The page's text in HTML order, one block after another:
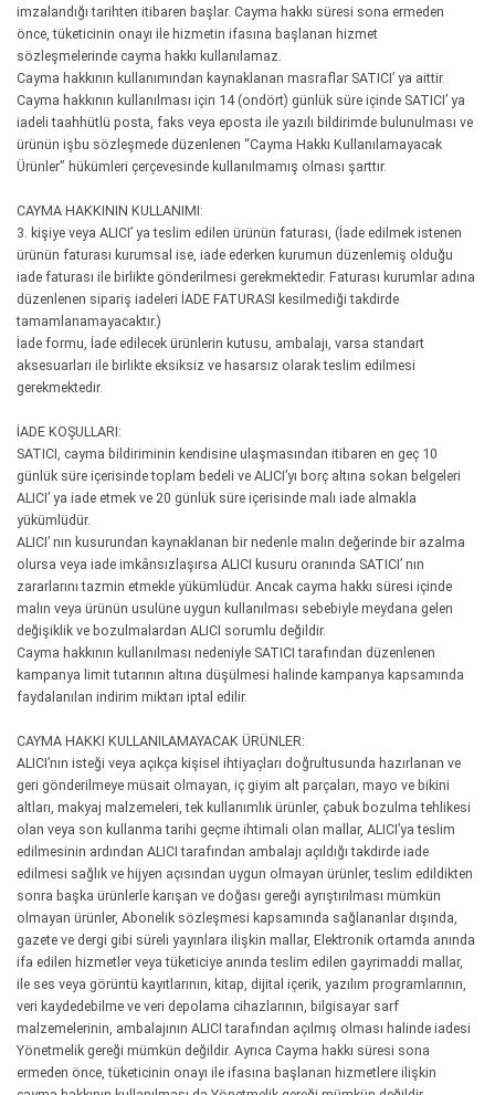
imzalandığı tarihten itibaren başlar. Cayma hakkı süresi sona ermeden
önce, tüketicinin onayı ile hizmetin ifasına başlanan hizmet
sözleşmelerinde cayma hakkı kullanılamaz.
Cayma hakkının kullanımından kaynaklanan masraflar SATICI’ ya aittir.
Cayma hakkının kullanılması için 14 (ondört) günlük süre içinde SATICI’ ya
iadeli taahhütlü posta, faks veya eposta ile yazılı bildirimde bulunulması ve
ürünün işbu sözleşmede düzenlenen “Cayma Hakkı Kullanılamayacak
Ürünler” hükümleri çerçevesinde kullanılmamış olması şarttır.
CAYMA HAKKININ KULLANIMI:
3. kişiye veya ALICI’ ya teslim edilen ürünün faturası, (İade edilmek istenen
ürünün faturası kurumsal ise, iade ederken kurumun düzenlemiş olduğu
iade faturası ile birlikte gönderilmesi gerekmektedir. Faturası kurumlar adına
düzenlenen sipariş iadeleri İADE FATURASI kesilmediği takdirde
tamamlanamayacaktır.)
İade formu, İade edilecek ürünlerin kutusu, ambalajı, varsa standart
aksesuarları ile birlikte eksiksiz ve hasarsız olarak teslim edilmesi
gerekmektedir.
İADE KOŞULLARI:
SATICI, cayma bildiriminin kendisine ulaşmasından itibaren en geç 10
günlük süre içerisinde toplam bedeli ve ALICI’yı borç altına sokan belgeleri
ALICI’ ya iade etmek ve 20 günlük süre içerisinde malı iade almakla
yükümlüdür.
ALICI’ nın kusurundan kaynaklanan bir nedenle malın değerinde bir azalma
olursa veya iade imkânsızlaşırsa ALICI kusuru oranında SATICI’ nın
zararlarını tazmin etmekle yükümlüdür. Ancak cayma hakkı süresi içinde
malın veya ürünün usulüne uygun kullanılması sebebiyle meydana gelen
değişiklik ve bozulmalardan ALICI sorumlu değildir.
Cayma hakkının kullanılması nedeniyle SATICI tarafından düzenlenen
kampanya limit tutarının altına düşülmesi halinde kampanya kapsamında
faydalanılan indirim miktarı iptal edilir.
CAYMA HAKKI KULLANILAMAYACAK ÜRÜNLER:
ALICI’nın isteği veya açıkça kişisel ihtiyaçları doğrultusunda hazırlanan ve
geri gönderilmeye müsait olmayan, iç giyim alt parçaları, mayo ve bikini
altları, makyaj malzemeleri, tek kullanımlık ürünler, çabuk bozulma tehlikesi
olan veya son kullanma tarihi geçme ihtimali olan mallar, ALICI’ya teslim
edilmesinin ardından ALICI tarafından ambalajı açıldığı takdirde iade
edilmesi sağlık ve hijyen açısından uygun olmayan ürünler, teslim edildikten
sonra başka ürünlerle karışan ve doğası gereği ayrıştırılması mümkün
olmayan ürünler, Abonelik sözleşmesi kapsamında sağlananlar dışında,
gazete ve dergi gibi süreli yayınlara ilişkin mallar, Elektronik ortamda anında
ifa edilen hizmetler veya tüketiciye anında teslim edilen gayrimaddi mallar,
ile ses veya görüntü kayıtlarının, kitap, dijital içerik, yazılım programlarının,
veri kaydedebilme ve veri depolama cihazlarının, bilgisayar sarf
malzemelerinin, ambalajının ALICI tarafından açılmış olması halinde iadesi
Yönetmelik gereği mümkün değildir. Ayrıca Cayma hakkı süresi sona
ermeden önce, tüketicinin onayı ile ifasına başlanan hizmetlere ilişkin